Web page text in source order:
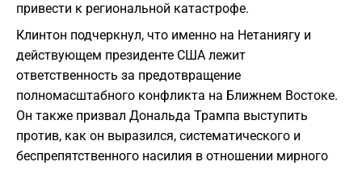
привести к региональной катастрофе.
Клинтон подчеркнул, что именно на Нетаниягу и
действующем президенте США лежит
ответственность за предотвращение
полномасштабного конфликта на Ближнем Востоке.
Он также призвал Дональда Трампа выступить
против, как он выразился, систематического и
беспрепятственного насилия в отношении мирного